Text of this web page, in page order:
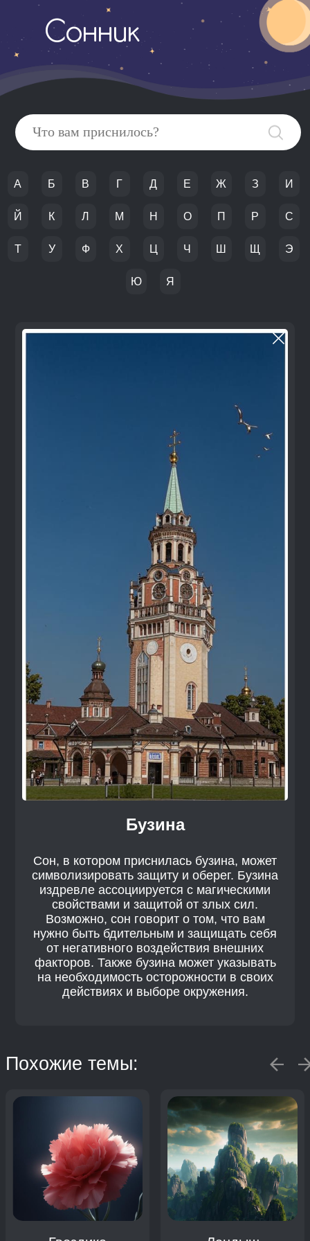
Сонник
А Б В Г Д Е Ж З И
Й К Л М Н О П Р С
Т У Ф Х Ц Ч Ш Щ Э
Ю Я
Бузина
Сон, в котором приснилась бузина, может
символизировать защиту и оберег. Бузина
издревле ассоциируется с магическими
свойствами и защитой от злых сил.
Возможно, сон говорит о том, что вам
нужно быть бдительным и защищать себя
от негативного воздействия внешних
факторов. Также бузина может указывать
на необходимость осторожности в своих
действиях и выборе окружения.
Похожие темы: